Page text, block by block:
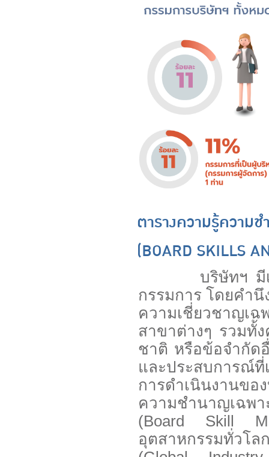
ตารางความรู้ความ
(BOARD SKILLS
บริษัทฯ มีเกณฑ์
กรรมการ โดยคำ
ความเชี่ยวชาญเ
สาขาต่างๆ รวมทั้
ชาติ หรือข้อจำกัด
และประสบการณ์ที่
การดำเนินงานข
ความชำนาญเฉพา
(Board Skill
อุตสาหกรรมทั่วโล